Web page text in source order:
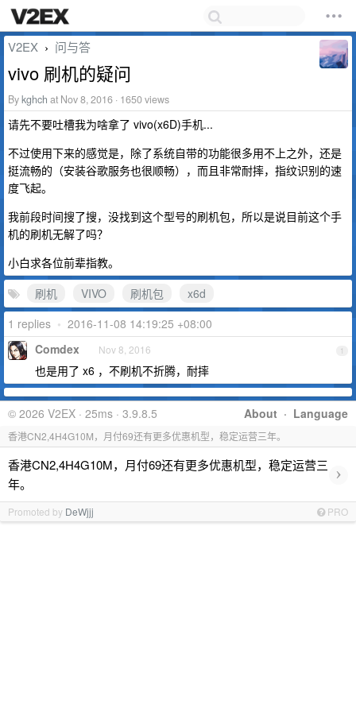
V2EX › 问与答
vivo 刷机的疑问
Bykghch at Nov 8, 2016 · 1650 views
请先不要吐槽我为啥拿了 vivo(x6D)手机...
不过使用下来的感觉是，除了系统自带的功能很多用不上之外，还是
挺流畅的（安装谷歌服务也很顺畅），而且非常耐摔，指纹识别的速
度飞起。
我前段时间搜了搜，没找到这个型号的刷机包，所以是说目前这个手
机的刷机无解了吗？
小白求各位前辈指教。
刷机
VIVO 刷机包
x6d
1 replies • 2016-11-08 14:19:25 +08:00
1
Comdex Nov 8, 2016
也是用了 x6 ，不刷机不折腾，耐摔
About · Language
© 2026 V2EX · 25ms · 3.9.8.5
香港CN2,4H4G10M，月付69还有更多优惠机型，稳定运营三年。
香港CN2,4H4G10M，月付69还有更多优惠机型，稳定运营三
年。
›
Promoted by DeWjjj PRO